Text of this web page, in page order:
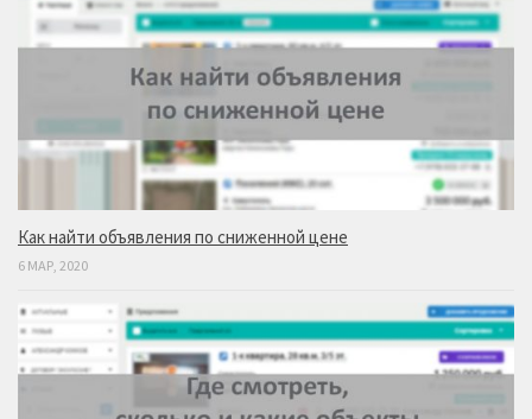
Как найти объявления по сниженной цене
6 МАР, 2020